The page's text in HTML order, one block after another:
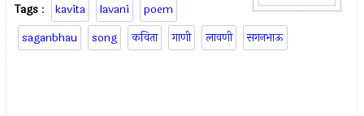
Tags : kavita lavani
poem
saganbhau
song कविता गाणी लावणी सगनभाऊ